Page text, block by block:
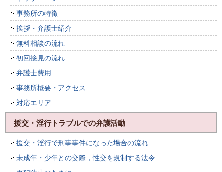
事務所の特徴
挨拶・弁護士紹介
無料相談の流れ
初回接見の流れ
弁護士費用
事務所概要・アクセス
対応エリア
援交・淫行トラブルでの弁護活動
援交・淫行で刑事事件になった場合の流れ
未成年・少年との交際，性交を規制する法令